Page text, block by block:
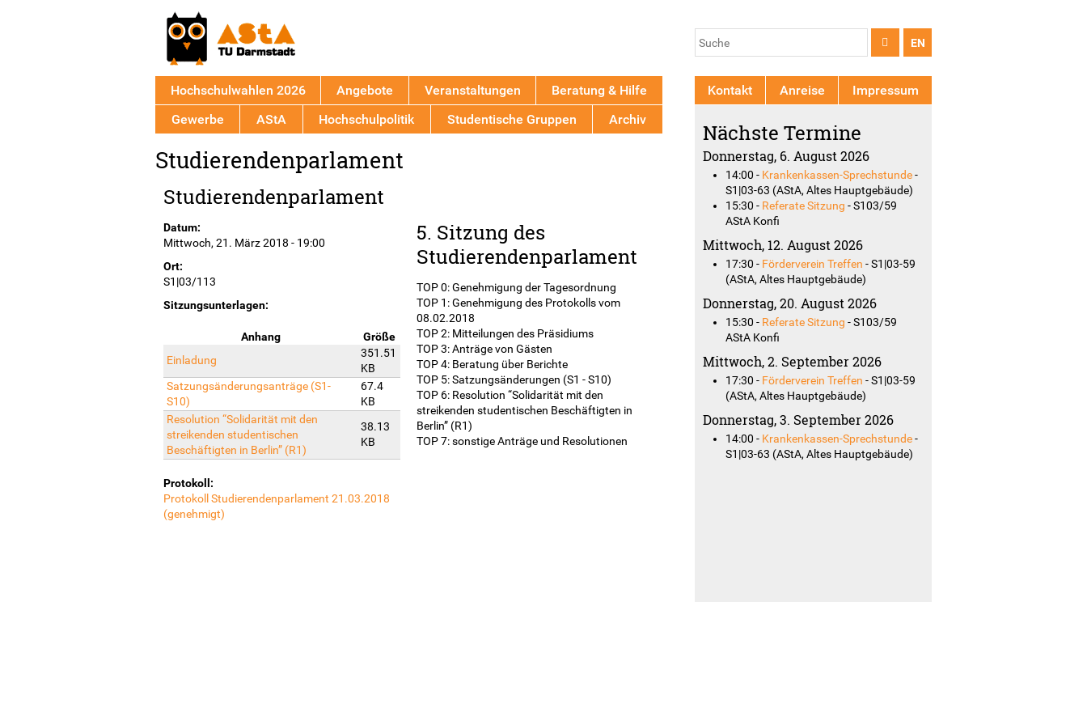
EN
Suchformular
Suche
to
top
Studierendenparlament
Studierendenparlament
Datum:
Mittwoch, 21. März 2018 - 19:00
Ort:
S1|03/113
Sitzungsunterlagen:
Anhang
Größe
Einladung
351.51
KB
Satzungsänderungsanträge (S1-
S10)
67.4
KB
Resolution “Solidarität mit den
streikenden studentischen
Beschäftigten in Berlin” (R1)
38.13
KB
Protokoll:
Protokoll Studierendenparlament 21.03.2018
(genehmigt)
5. Sitzung des
Studierendenparlament
TOP 0: Genehmigung der Tagesordnung
TOP 1: Genehmigung des Protokolls vom
08.02.2018
TOP 2: Mitteilungen des Präsidiums
TOP 3: Anträge von Gästen
TOP 4: Beratung über Berichte
TOP 5: Satzungsänderungen (S1 - S10)
TOP 6: Resolution “Solidarität mit den
streikenden studentischen Beschäftigten in
Berlin” (R1)
TOP 7: sonstige Anträge und Resolutionen
Hochschulwahlen 2026 Angebote Veranstaltungen
Beratung & Hilfe
Gewerbe
AStA Hochschulpolitik Studentische Gruppen Archiv
Kontakt Anreise Impressum
Nächste Termine
Donnerstag, 6. August 2026
14:00 - Krankenkassen-Sprechstunde -
S1|03-63 (AStA, Altes Hauptgebäude)
15:30 - Referate Sitzung -S103/59
AStA Konfi
Mittwoch, 12. August 2026
17:30 - Förderverein Treffen -S1|03-59
(AStA, Altes Hauptgebäude)
Donnerstag, 20. August 2026
15:30 - Referate Sitzung -S103/59
AStA Konfi
Mittwoch, 2. September 2026
17:30 - Förderverein Treffen -S1|03-59
(AStA, Altes Hauptgebäude)
Donnerstag, 3. September 2026
14:00 - Krankenkassen-Sprechstunde -
S1|03-63 (AStA, Altes Hauptgebäude)